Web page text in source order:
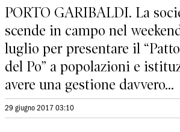
PORTO GARIBALDI. La
scende in campo nel
luglio per presentare il
del Po” a popolazioni e
avere una gestione davvero...
29 giugno 2017 03:10